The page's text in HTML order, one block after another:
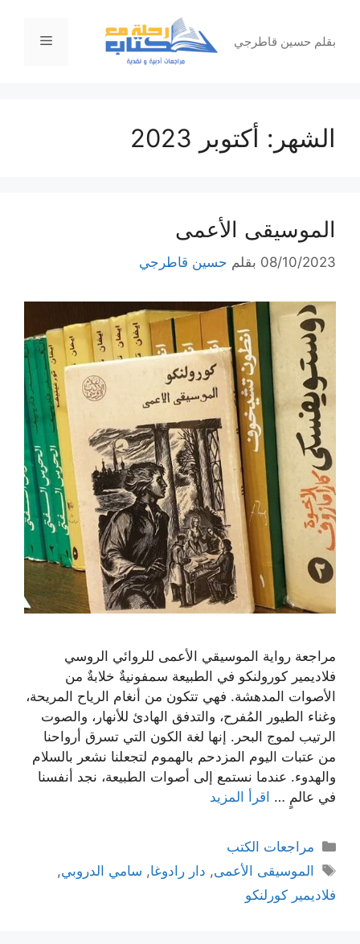
المحتوىبقلم حسين قاطرجي القائمة
الشهر: أكتوبر 2023
الموسيقى الأعمى
08/10/2023 بقلم حسين قاطرجي
مراجعة رواية الموسيقي الأعمى للروائي الروسي
فلاديمير كورولنكو في الطبيعة سمفونيةٌ خلابةٌ من
الأصوات المدهشة. فهي تتكون من أنغام الرياح المريحة،
وغناء الطيور المُفرح، والتدفق الهادئ للأنهار، والصوت
الرتيب لموج البحر. إنها لغة الكون التي تسرق أرواحنا
من عتبات اليوم المزدحم بالهموم لتجعلنا نشعر بالسلام
والهدوء. عندما نستمع إلى أصوات الطبيعة، نجد أنفسنا
في عالمٍ … اقرأ المزيد
التصنيفات
مراجعات الكتب
الوسوم
الموسيقى الأعمى, دار رادوغا, سامي الدروبي,
فلاديمير كورلنكو